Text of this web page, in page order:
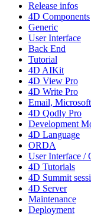
Release infos
4D Components
Generic
User Interface
Back End
Tutorial
4D AIKit
4D View Pro
4D Write Pro
Email,
4D Qodly Pro
Development
4D Language
ORDA
User Interface /
4D Tutorials
4D Summit
4D Server
Maintenance
Deployment